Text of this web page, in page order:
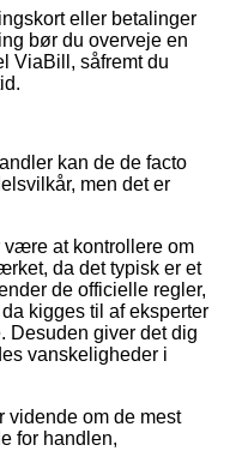
eller betalinger
bør du overveje en
ViaBill, såfremt du
kan de de facto
men det er
være at kontrollere om
da det typisk er et
de officielle regler,
kigges til af eksperter
Desuden giver det dig
vanskeligheder i
vidende om de mest
for handlen,